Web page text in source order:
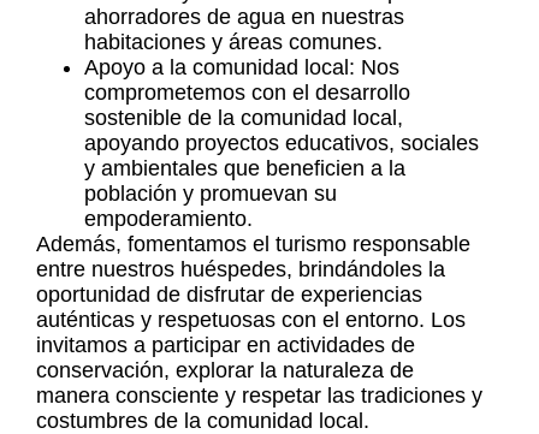
ahorradores de agua en nuestras
habitaciones y áreas comunes.
Apoyo a la comunidad local: Nos
comprometemos con el desarrollo
sostenible de la comunidad local,
apoyando proyectos educativos, sociales
y ambientales que beneficien a la
población y promuevan su
empoderamiento.
Además, fomentamos el turismo responsable
entre nuestros huéspedes, brindándoles la
oportunidad de disfrutar de experiencias
auténticas y respetuosas con el entorno. Los
invitamos a participar en actividades de
conservación, explorar la naturaleza de
manera consciente y respetar las tradiciones y
costumbres de la comunidad local.